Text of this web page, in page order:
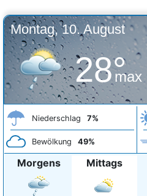
Montag, 10. August
28°
max
Niederschlag 7%
Bewölkung 49%
Morgens Mittags